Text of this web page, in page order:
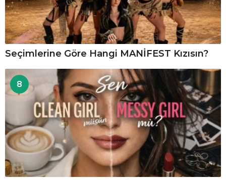
Seçimlerine Göre Hangi MANİFEST Kızısın?
8